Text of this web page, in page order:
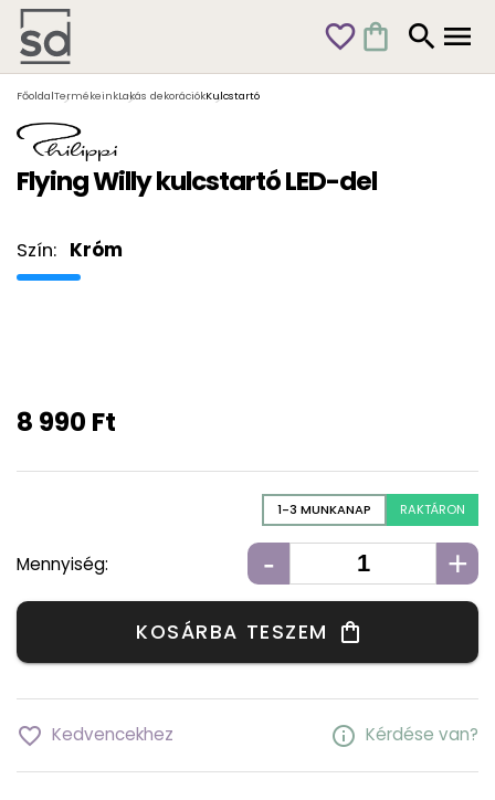
favorite_outline shopping_bag search menu
FőoldalTermékeinkLakás dekorációkKulcstartó
Flying Willy kulcstartó LED-del
8 990 Ft
Szín: Króm
1-3 MUNKANAP RAKTÁRON
Mennyiség: - +
KOSÁRBA TESZEM shopping_bag
favorite_border Kedvencekhez info Kérdése van?